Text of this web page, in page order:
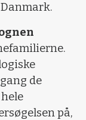
de
på,